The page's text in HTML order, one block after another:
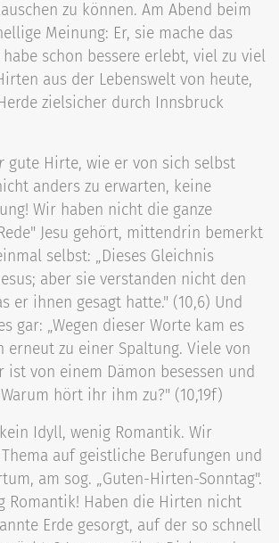
zu können. Am Abend beim
Meinung: Er, sie mache das
schon bessere erlebt, viel zu viel
aus der Lebenswelt von heute,
zielsicher durch Innsbruck
gute Hirte, wie er von sich selbst
anders zu erwarten, keine
Wir haben nicht die ganze
Jesu gehört, mittendrin bemerkt
selbst: „Dieses Gleichnis
aber sie verstanden nicht den
er ihnen gesagt hatte." (10,6) Und
gar: „Wegen dieser Worte kam es
erneut zu einer Spaltung. Viele von
ist von einem Dämon besessen und
hört ihr ihm zu?" (10,19f)
Idyll, wenig Romantik. Wir
auf geistliche Berufungen und
am sog. „Guten-Hirten-Sonntag".
Romantik! Haben die Hirten nicht
Erde gesorgt, auf der so schnell